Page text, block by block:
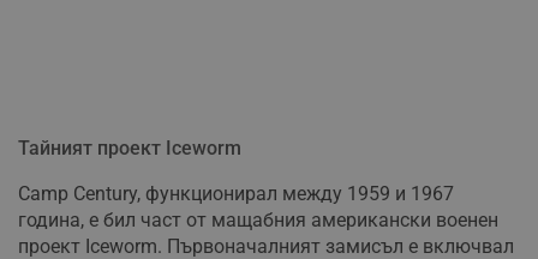
Тайният проект Iceworm
Camp Century, функционирал между 1959 и 1967
година, е бил част от мащабния американски военен
проект Iceworm. Първоначалният замисъл е включвал